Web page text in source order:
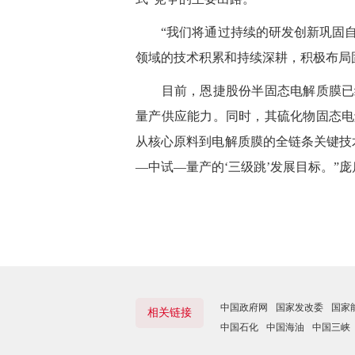
“我们将通过持续的研发创新巩固自
领域的技术积累和持续深耕，积极布
目前，恩捷股份半固态电解质膜已
量产供应能力。同时，其硫化物固态
从核心原料到电解质膜的全链条关键
—中试—量产的‘三级跳’发展目标。”庞
相关链接 中国政府网 国家发改委
国家
中国石化
中国海油 中国三峡